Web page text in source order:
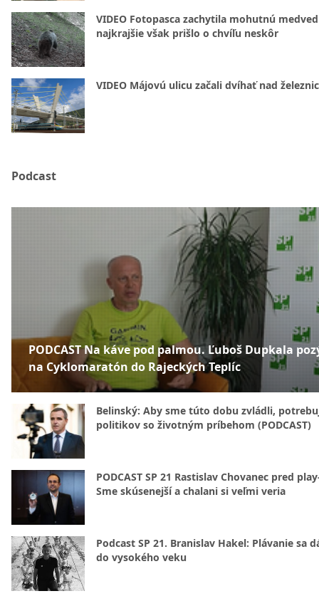
VIDEO Fotopasca zachytila mohutnú
najkrajšie však prišlo o chvíľu neskôr
VIDEO Májovú ulicu začali dvíhať nad
Podcast
PODCAST Na káve pod palmou. Ľuboš Dupkala
na Cyklomaratón do Rajeckých Teplíc
Belinský: Aby sme túto dobu zvládli,
politikov so životným príbehom (PODCAST)
PODCAST SP 21 Rastislav Chovanec pred
Sme skúsenejší a chalani si veľmi veria
Podcast SP 21. Branislav Hakel: Plávanie sa
do vysokého veku